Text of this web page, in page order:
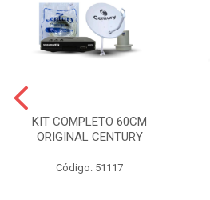
KIT COMPLETO 60CM
ORIGINAL CENTURY
Código: 51117